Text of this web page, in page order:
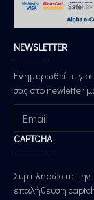
NEWSLETTER
Ενημερωθείτε
σας στο newletter
CAPTCHA
Συμπληρώστε την
επαλήθευση